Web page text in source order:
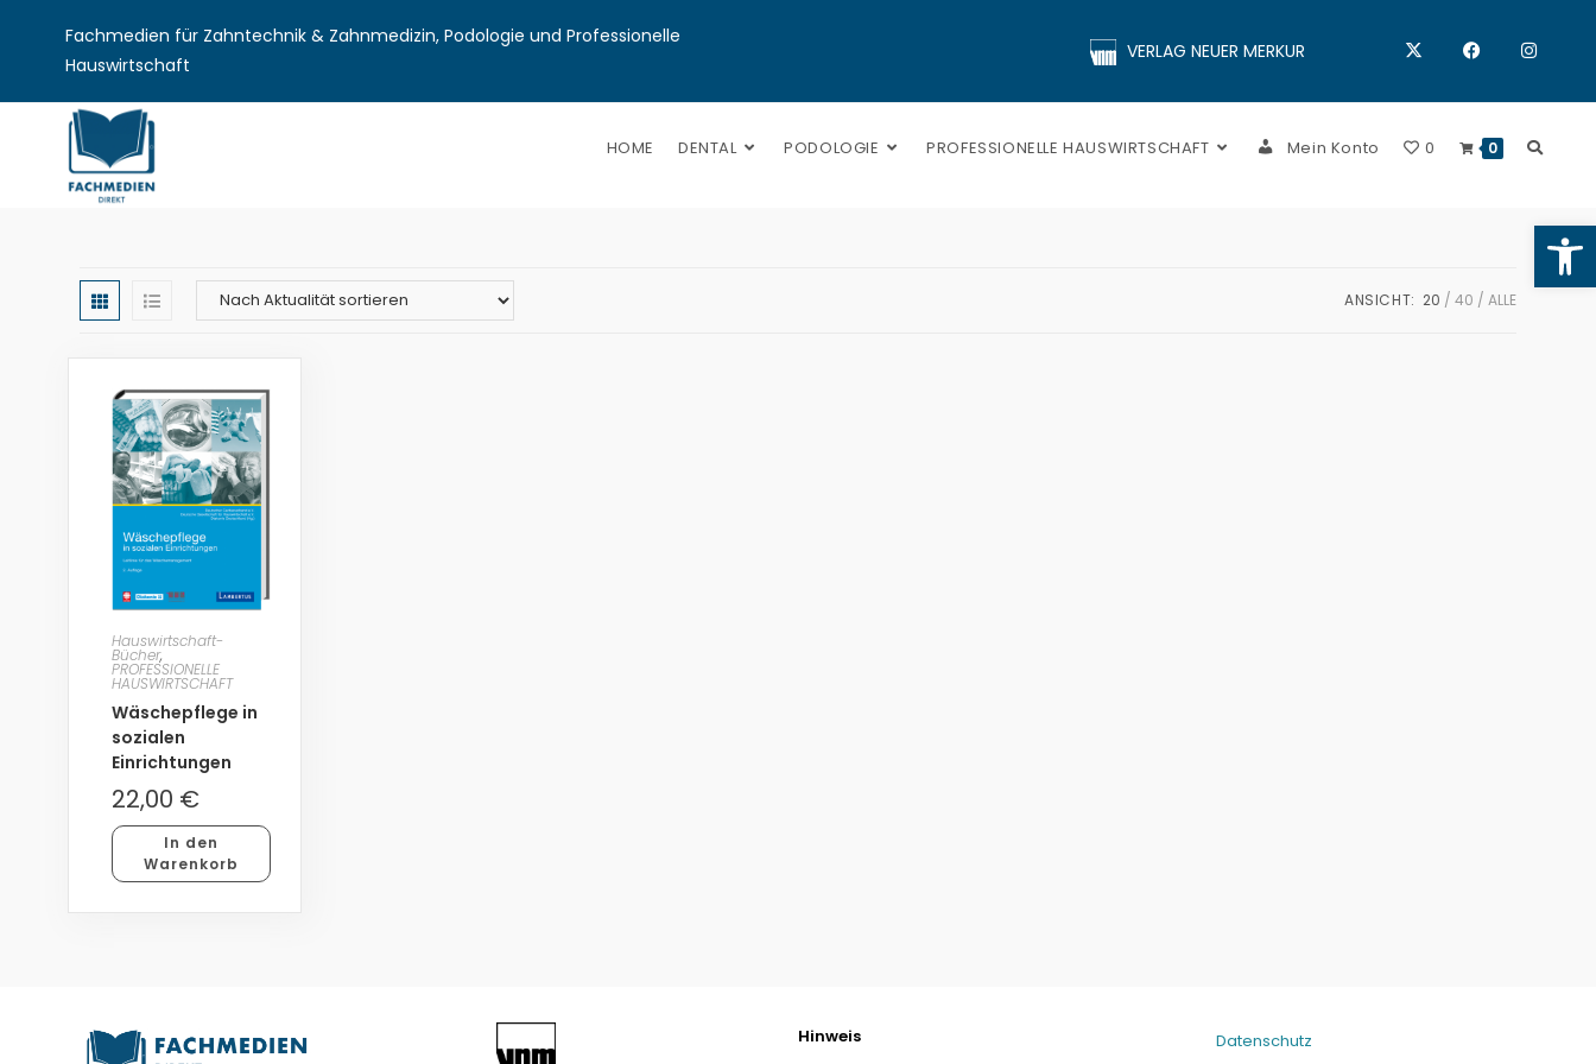
Fachmedien für Zahntechnik & Zahnmedizin, Podologie und Professionelle
Hauswirtschaft
VERLAG NEUER MERKUR
HOME DENTAL PODOLOGIE PROFESSIONELLE HAUSWIRTSCHAFT Mein Konto 0 0
ANSICHT: 20 40 ALLE
Hauswirtschaft-
Bücher,
PROFESSIONELLE
HAUSWIRTSCHAFT
Wäschepflege in
sozialen
Einrichtungen
22,00 €
In den
Warenkorb
Hinweis Datenschutz